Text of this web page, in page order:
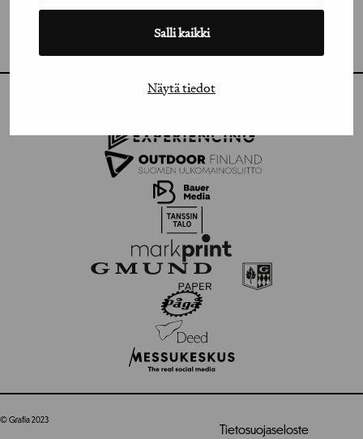
Salli kaikki
Näytä tiedot
VIMEO
FLICKR
© Grafia 2023
Tietosuojaseloste